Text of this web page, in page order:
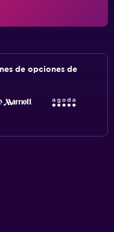
de opciones de